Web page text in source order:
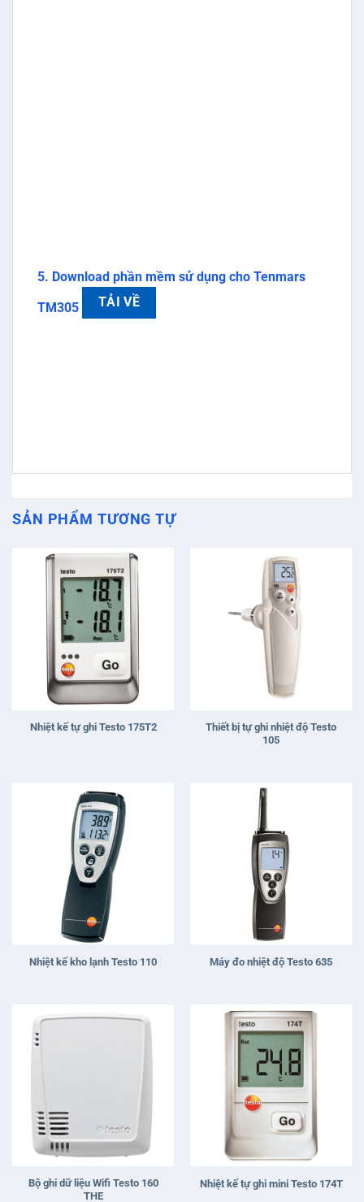
5. Download phần mềm sử dụng cho Tenmars
TM305 TẢI VỀ
SẢN PHẨM TƯƠNG TỰ
Nhiệt kế tự ghi Testo 175T2
Thiết bị tự ghi nhiệt độ Testo
105
Nhiệt kế kho lạnh Testo 110 Máy đo nhiệt độ Testo 635
Bộ ghi dữ liệu Wifi Testo 160
THE
Nhiệt kế tự ghi mini Testo 174T